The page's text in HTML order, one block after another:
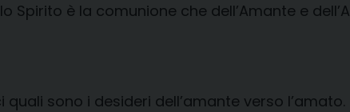
Spirito è la comunione che dell’Amante e
sono i desideri dell’amante verso l’amato.